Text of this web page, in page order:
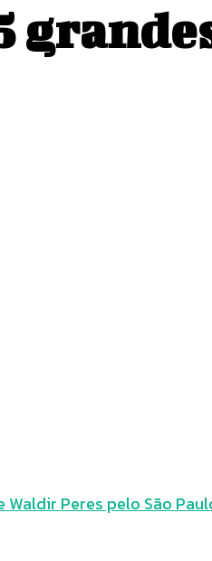
Peres pelo São